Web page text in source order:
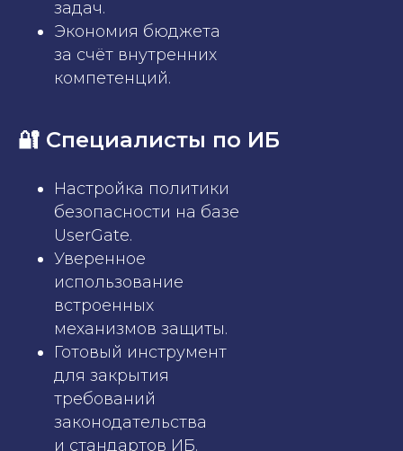
задач.
Экономия бюджета
за счёт внутренних
компетенций.
🔐 Специалисты по ИБ
Настройка политики
безопасности на базе
UserGate.
Уверенное
использование
встроенных
механизмов защиты.
Готовый инструмент
для закрытия
требований
законодательства
и стандартов ИБ.